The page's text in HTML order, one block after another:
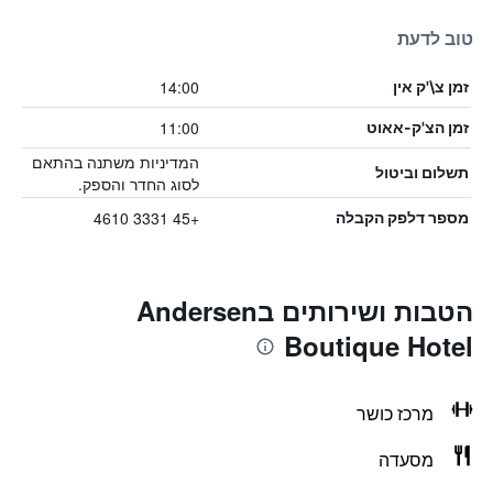
טוב לדעת
זמן צ\'ק אין 14:00
זמן הצ'ק-אאוט 11:00
תשלום וביטול
המדיניות משתנה בהתאם
לסוג החדר והספק.
מספר דלפק הקבלה +45 3331 4610
הטבות ושירותים בAndersen
Boutique Hotel
מרכז כושר
מסעדה